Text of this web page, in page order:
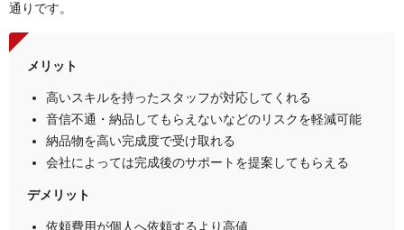
通りです。
メリット
高いスキルを持ったスタッフが対応してくれる
音信不通・納品してもらえないなどのリスクを軽減可能
納品物を高い完成度で受け取れる
会社によっては完成後のサポートを提案してもらえる
デメリット
依頼費用が個人へ依頼するより高値